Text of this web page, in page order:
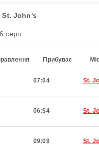
St. John's
серп.
Прибуває
07:04 St.
06:54 St.
09:09 St.